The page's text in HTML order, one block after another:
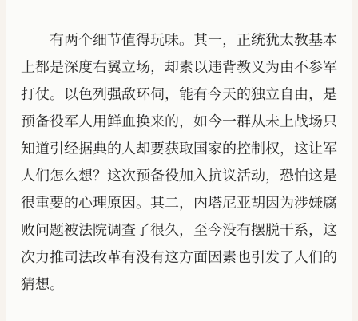
有两个细节值得玩味。其一，正统犹太教基本
上都是深度右翼立场，却素以违背教义为由不参军
打仗。以色列强敌环伺，能有今天的独立自由，是
预备役军人用鲜血换来的，如今一群从未上战场只
知道引经据典的人却要获取国家的控制权，这让军
人们怎么想？这次预备役加入抗议活动，恐怕这是
很重要的心理原因。其二，内塔尼亚胡因为涉嫌腐
败问题被法院调查了很久，至今没有摆脱干系，这
次力推司法改革有没有这方面因素也引发了人们的
猜想。